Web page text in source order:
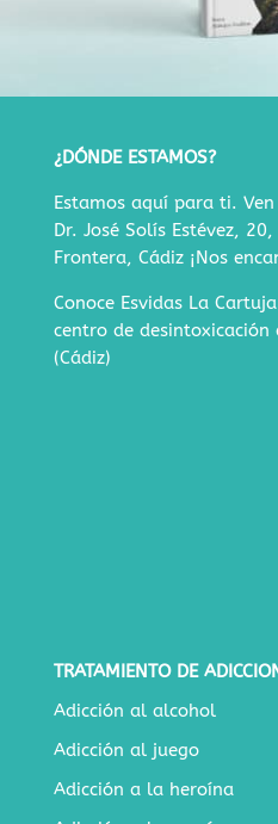
¿DÓNDE ESTAMOS?
Estamos aquí para ti.
Dr. José Solís Estévez,
Frontera, Cádiz¡Nos
Conoce Esvidas La
centro de desintoxicación
(Cádiz)
TRATAMIENTO DE
Adicción al alcohol
Adicción al juego
Adicción a la heroína